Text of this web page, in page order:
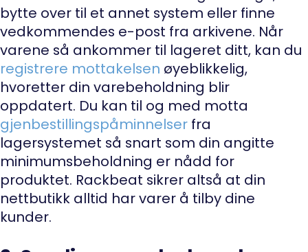
bytte over til et annet system eller finne
vedkommendes e-post fra arkivene. Når
varene så ankommer til lageret ditt, kan du
registrere mottakelsen øyeblikkelig,
hvoretter din varebeholdning blir
oppdatert. Du kan til og med motta
gjenbestillingspåminnelser fra
lagersystemet så snart som din angitte
minimumsbeholdning er nådd for
produktet. Rackbeat sikrer altså at din
nettbutikk alltid har varer å tilby dine
kunder.